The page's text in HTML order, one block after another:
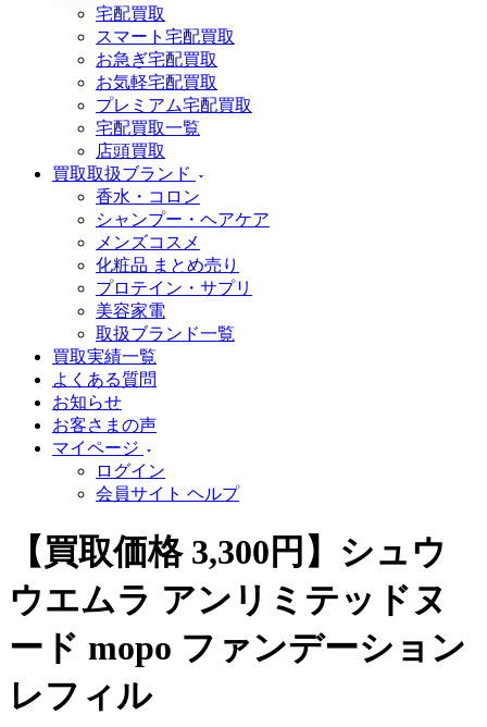
宅配買取
スマート宅配買取
お急ぎ宅配買取
お気軽宅配買取
プレミアム宅配買取
宅配買取一覧
店頭買取
買取取扱ブランド
香水・コロン
シャンプー・ヘアケア
メンズコスメ
化粧品 まとめ売り
プロテイン・サプリ
美容家電
取扱ブランド一覧
買取実績一覧
よくある質問
お知らせ
お客さまの声
マイページ
ログイン
会員サイト ヘルプ
【買取価格 3,300円】シュウ
ウエムラ アンリミテッドヌ
ード mopo ファンデーション
レフィル